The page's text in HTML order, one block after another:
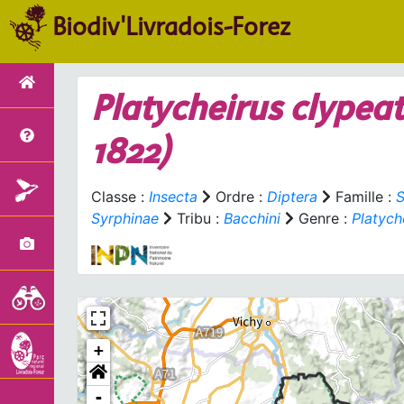
Biodiv'Livradois-Forez
Platycheirus
1822)
Classe : Insecta Ordre : Diptera Famille :
Syrphinae
Tribu : Bacchini Genre :
+
-